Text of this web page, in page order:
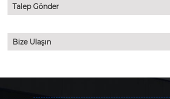
Talep Gönder
Bize Ulaşın